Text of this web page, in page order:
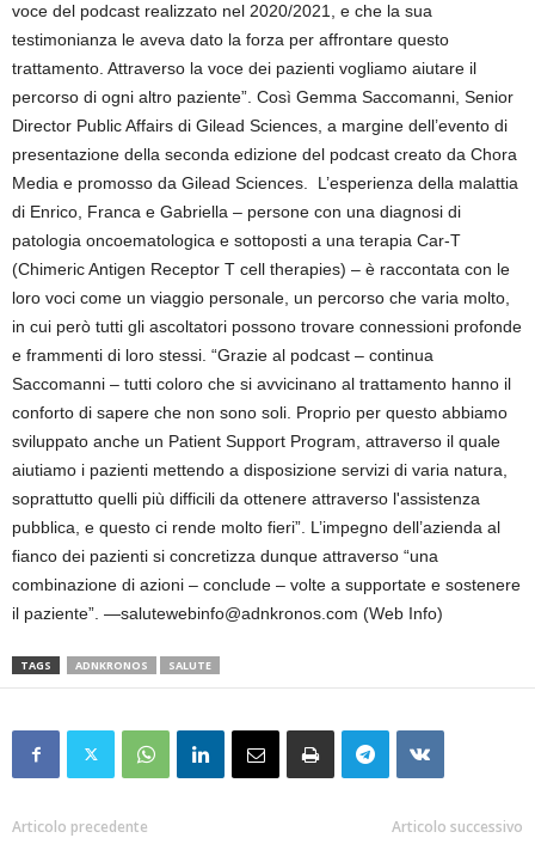
voce del podcast realizzato nel 2020/2021, e che la sua
testimonianza le aveva dato la forza per affrontare questo
trattamento. Attraverso la voce dei pazienti vogliamo aiutare il
percorso di ogni altro paziente”. Così Gemma Saccomanni, Senior
Director Public Affairs di Gilead Sciences, a margine dell’evento di
presentazione della seconda edizione del podcast creato da Chora
Media e promosso da Gilead Sciences. L’esperienza della malattia
di Enrico, Franca e Gabriella – persone con una diagnosi di
patologia oncoematologica e sottoposti a una terapia Car-T
(Chimeric Antigen Receptor T cell therapies) – è raccontata con le
loro voci come un viaggio personale, un percorso che varia molto,
in cui però tutti gli ascoltatori possono trovare connessioni profonde
e frammenti di loro stessi. “Grazie al podcast – continua
Saccomanni – tutti coloro che si avvicinano al trattamento hanno il
conforto di sapere che non sono soli. Proprio per questo abbiamo
sviluppato anche un Patient Support Program, attraverso il quale
aiutiamo i pazienti mettendo a disposizione servizi di varia natura,
soprattutto quelli più difficili da ottenere attraverso l'assistenza
pubblica, e questo ci rende molto fieri”. L’impegno dell’azienda al
fianco dei pazienti si concretizza dunque attraverso “una
combinazione di azioni – conclude – volte a supportate e sostenere
il paziente”. —salutewebinfo@adnkronos.com (Web Info)
TAGS ADNKRONOS SALUTE
Articolo precedente Articolo successivo